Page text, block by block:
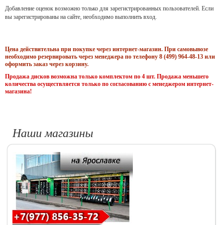
Добавление оценок возможно только для зарегистрированных пользователей. Если
вы зарегистрированы на сайте, необходимо выполнить вход.
Цена действительна при покупке через интернет-магазин. При самовывозе
необходимо резервировать через менеджера по телефону 8 (499) 964-48-13 или
оформить заказ через корзину.
Продажа дисков возможна только комплектом по 4 шт. Продажа меньшего
количества осуществляется только по согласованию с менеджером интернет-
магазина!
Наши магазины